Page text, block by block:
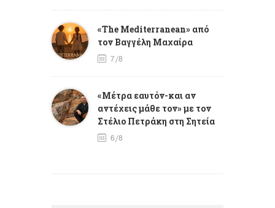
«The Mediterranean» από
τον Βαγγέλη Μαχαίρα
7/8
«Μέτρα εαυτόν-και αν
αντέχεις μάθε τον» με τον
Στέλιο Πετράκη στη Σητεία
6/8